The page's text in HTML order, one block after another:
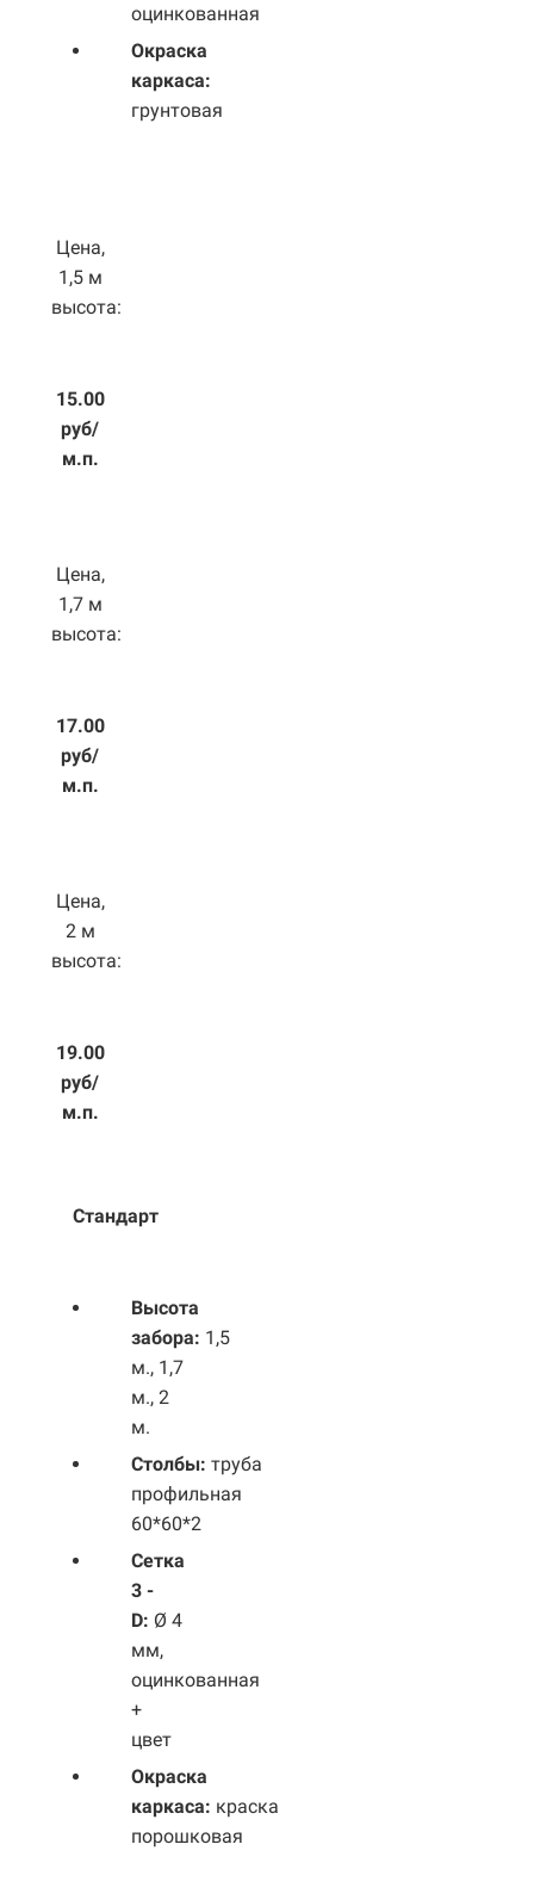
оцинкованная
Окраска
каркаса:
грунтовая
Цена,
1,5 м
высота:
15.00
руб/
м.п.
Цена,
1,7 м
высота:
17.00
руб/
м.п.
Цена,
2 м
высота:
19.00
руб/
м.п.
Стандарт
Высота
забора: 1,5
м., 1,7
м., 2
м.
Столбы: труба
профильная
60*60*2
Сетка
3 -
D: Ø 4
мм,
оцинкованная
+
цвет
Окраска
каркаса: краска
порошковая